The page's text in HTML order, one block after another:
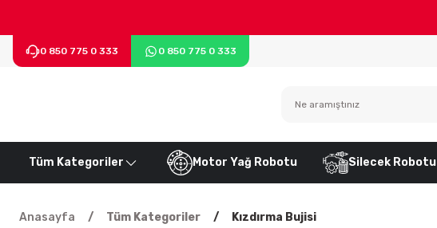
0 850 775 0 333 0 850 775 0 333
Tüm Kategoriler Motor Yağ Robotu Silecek Robotu
Anasayfa Tüm Kategoriler Kızdırma Bujisi